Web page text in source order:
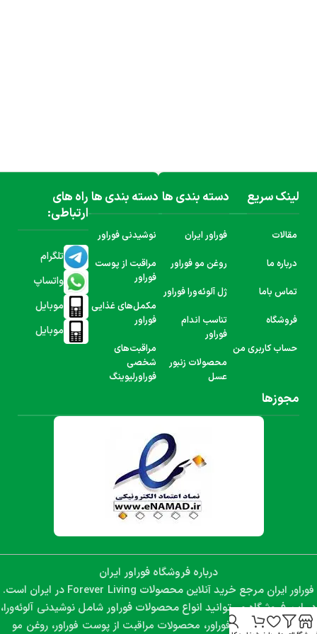
لینک سریع
مقالات
درباره ما
تماس باما
فروشگاه
حساب کاربری من
دسته بندی ها
فوراور ایران
روغن مو فوراور
ژل آلوئه‌ورا فوراور
تناسب اندام
فوراور
محصولات زنبور
عسل
دسته بندی ها
نوشیدنی فوراور
مراقبت از پوست
فوراور
مکمل‌های غذایی
فوراور
مراقبت‌های
شخصی
فوراورلیوینگ
راه های
ارتباطی:
تلگرام
واتساپ
موبایل
موبایل
مجوزها
درباره فروشگاه فوراور ایران
فوراور ایران مرجع خرید آنلاین محصولات Forever Living در ایران است.
در این فروشگاه می‌توانید انواع محصولات فوراور شامل نوشیدنی آلوئه‌ورا،
مکمل‌های غذایی فوراور، محصولات مراقبت از پوست فوراور، روغن مو